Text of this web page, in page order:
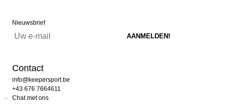
Nieuwsbrief
Contact
info@keepersport.be
+43 676 7664611
Chat met ons